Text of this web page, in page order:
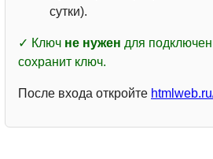
сутки).
✓ Ключ не нужен для
сохранит ключ.
После входа откройте